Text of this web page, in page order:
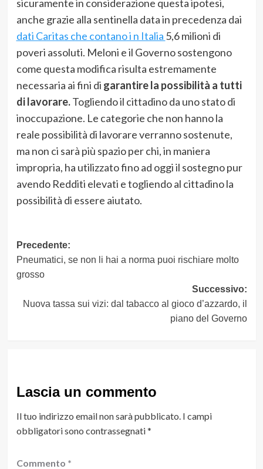
sicuramente in considerazione questa ipotesi,
anche grazie alla sentinella data in precedenza dai
dati Caritas che contano i n Italia 5,6 milioni di
poveri assoluti. Meloni e il Governo sostengono
come questa modifica risulta estremamente
necessaria ai fini di garantire la possibilità a tutti
di lavorare.Togliendo il cittadino da uno stato di
inoccupazione. Le categorie che non hanno la
reale possibilità di lavorare verranno sostenute,
ma non ci sarà più spazio per chi, in maniera
impropria, ha utilizzato fino ad oggi il sostegno pur
avendo Redditi elevati e togliendo al cittadino la
possibilità di essere aiutato.
Navigazione
articolo
Precedente:
Pneumatici, se non li hai a norma puoi rischiare molto
grosso
Successivo:
Nuova tassa sui vizi: dal tabacco al gioco d’azzardo, il
piano del Governo
Lascia un commento
Il tuo indirizzo email non sarà pubblicato. I campi
obbligatori sono contrassegnati*
Commento *